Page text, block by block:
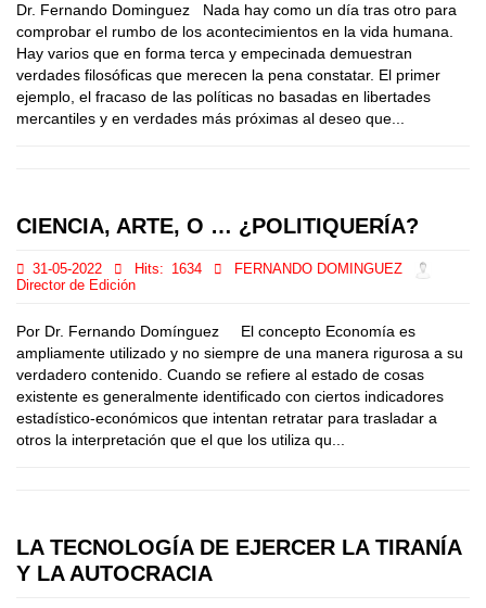
Dr. Fernando Dominguez Nada hay como un día tras otro para
comprobar el rumbo de los acontecimientos en la vida humana.
Hay varios que en forma terca y empecinada demuestran
verdades filosóficas que merecen la pena constatar. El primer
ejemplo, el fracaso de las políticas no basadas en libertades
mercantiles y en verdades más próximas al deseo que...
CIENCIA, ARTE, O … ¿POLITIQUERÍA?
31-05-2022 Hits: 1634
FERNANDO DOMINGUEZ
Director de Edición
Por Dr. Fernando Domínguez El concepto Economía es
ampliamente utilizado y no siempre de una manera rigurosa a su
verdadero contenido. Cuando se refiere al estado de cosas
existente es generalmente identificado con ciertos indicadores
estadístico-económicos que intentan retratar para trasladar a
otros la interpretación que el que los utiliza qu...
LA TECNOLOGÍA DE EJERCER LA TIRANÍA
Y LA AUTOCRACIA